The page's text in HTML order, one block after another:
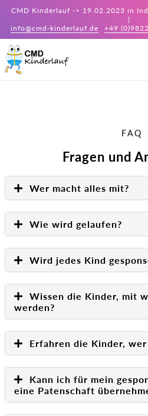
CMD Kinderlauf -> 19.02.2023 in
|
info@cmd-kinderlauf.de
+49
FAQ
Fragen und
Wer macht alles mit?
Wie wird gelaufen?
Wird jedes Kind
Wissen die Kinder, mit
werden?
Erfahren die Kinder,
Kann ich für mein
eine Patenschaft